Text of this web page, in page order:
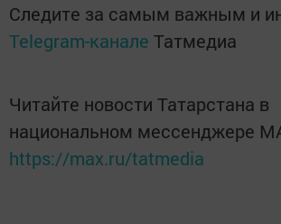
Следите за самым важным и
Telegram-канале Татмедиа
Читайте новости Татарстана в
национальном мессенджере
https://max.ru/tatmedia